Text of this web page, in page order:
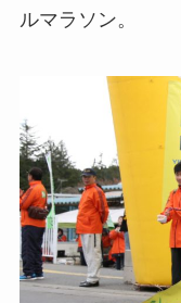
ルマラソン。